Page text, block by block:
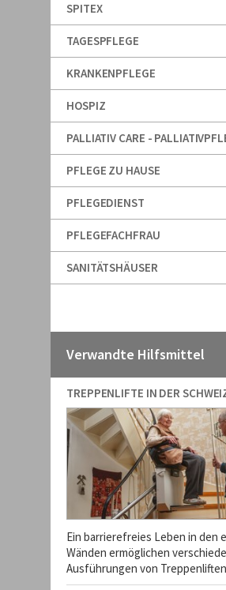
SPITEX
TAGESPFLEGE
KRANKENPFLEGE
HOSPIZ
PALLIATIV CARE -
PFLEGE ZU HAUSE
PFLEGEDIENST
PFLEGEFACHFRAU
SANITÄTSHÄUSER
Verwandte Hilfsmittel
TREPPENLIFTE IN DER
Ein barrierefreies Leben in den
Wänden ermöglichen
Ausführungen von